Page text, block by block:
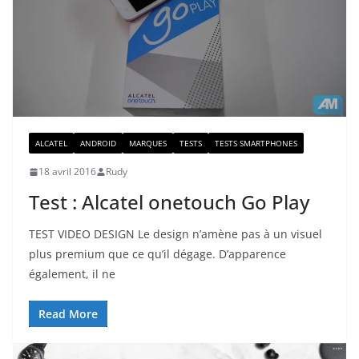
ALCATEL ANDROID MARQUES TESTS TESTS SMARTPHONES
18 avril 2016 Rudy
Test : Alcatel onetouch Go Play
TEST VIDEO DESIGN Le design n’amène pas à un visuel
plus premium que ce qu’il dégage. D’apparence
également, il ne
Read More